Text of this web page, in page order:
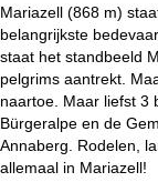
p
a
g
i
Mariazell (868 m)
belangrijkste
staat het standbeeld
pelgrims aantrekt.
naartoe. Maar liefst 3
Bürgeralpe en de
Annaberg. Rodelen,
allemaal in Mariazell!